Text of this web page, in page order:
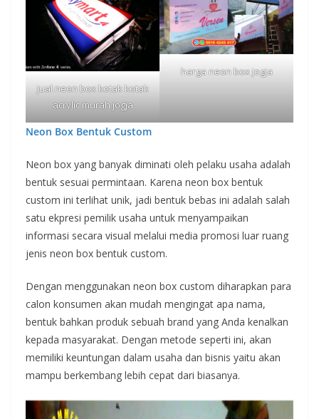
jual neon box kotak kotak
acrylic murah jogja
harga neon box jogja
Neon Box Bentuk Custom
Neon box yang banyak diminati oleh pelaku usaha adalah
bentuk sesuai permintaan. Karena neon box bentuk
custom ini terlihat unik, jadi bentuk bebas ini adalah salah
satu ekpresi pemilik usaha untuk menyampaikan
informasi secara visual melalui media promosi luar ruang
jenis neon box bentuk custom.
Dengan menggunakan neon box custom diharapkan para
calon konsumen akan mudah mengingat apa nama,
bentuk bahkan produk sebuah brand yang Anda kenalkan
kepada masyarakat. Dengan metode seperti ini, akan
memiliki keuntungan dalam usaha dan bisnis yaitu akan
mampu berkembang lebih cepat dari biasanya.